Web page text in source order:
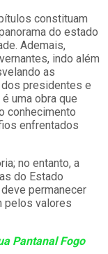
constituam
do estado
Ademais,
indo além
as
presidentes e
uma obra que
conhecimento
enfrentados
no entanto, a
do Estado
permanecer
pelos valores
Pantanal Fogo